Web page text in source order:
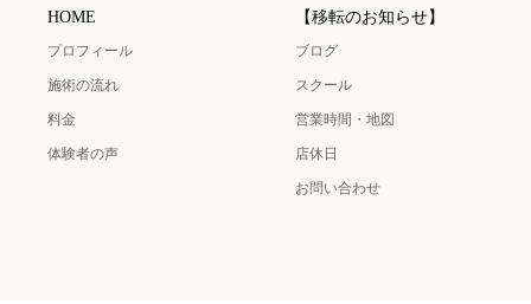
HOME
プロフィール
施術の流れ
料金
体験者の声
【移転のお知らせ】
ブログ
スクール
営業時間・地図
店休日
お問い合わせ